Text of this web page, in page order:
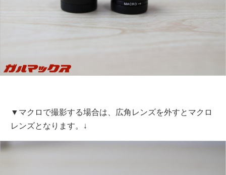
▼マクロで撮影する場合は、広角レンズを外すとマクロ
レンズとなります。↓